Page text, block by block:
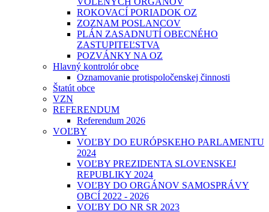
ROKOVACÍ PORIADOK OZ
ZOZNAM POSLANCOV
PLÁN ZASADNUTÍ OBECNÉHO
ZASTUPITEĽSTVA
POZVÁNKY NA OZ
Hlavný kontrolór obce
Oznamovanie protispoločenskej činnosti
Štatút obce
VZN
REFERENDUM
Referendum 2026
VOĽBY
VOĽBY DO EURÓPSKEHO PARLAMENTU
2024
VOĽBY PREZIDENTA SLOVENSKEJ
REPUBLIKY 2024
VOĽBY DO ORGÁNOV SAMOSPRÁVY
OBCÍ 2022 - 2026
VOĽBY DO NR SR 2023